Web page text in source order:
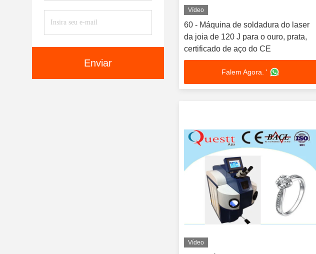
Enviar
Vídeo
60 - Máquina de soldadura do laser
da joia de 120 J para o ouro, prata,
certificado de aço do CE
Falem Agora. '
Vídeo